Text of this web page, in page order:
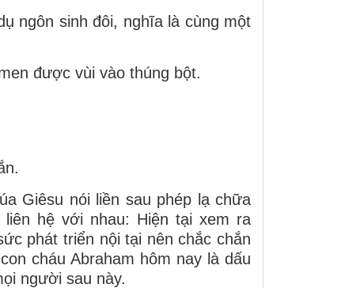
ngôn sinh đôi, nghĩa là cùng một
được vùi vào thúng bột.
Giêsu nói liền sau phép lạ chữa
hệ với nhau: Hiện tại xem ra
phát triển nội tại nên chắc chắn
cháu Abraham hôm nay là dấu
người sau này.